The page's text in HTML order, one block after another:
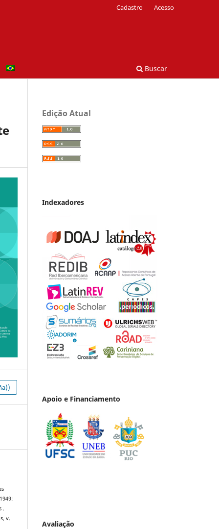
Buscar
Cadastro Acesso
.
v.
Edição Atual
Indexadores
Apoio e Financiamento
Avaliação